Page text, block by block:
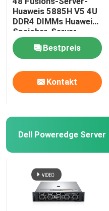
Huaweis 5885H V5 4U
DDR4 DIMMs Huawei
Speicher-Server
Bestpreis
Kontakt
Dell Poweredge Server